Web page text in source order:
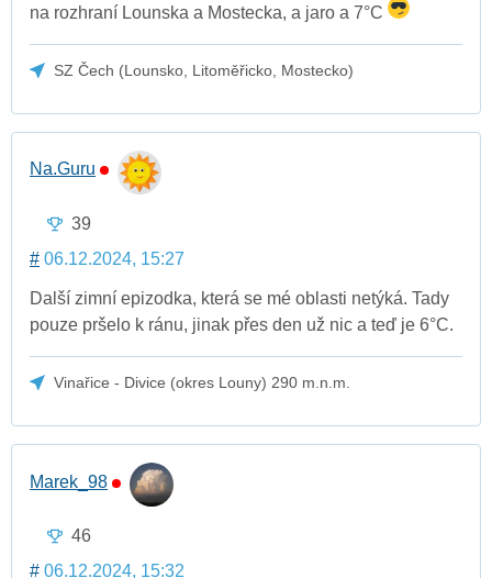
na rozhraní Lounska a Mostecka, a jaro a 7°C
SZ Čech (Lounsko, Litoměřicko, Mostecko)
Na.Guru
39
# 06.12.2024, 15:27
Další zimní epizodka, která se mé oblasti netýká. Tady
pouze pršelo k ránu, jinak přes den už nic a teď je 6°C.
Vinařice - Divice (okres Louny) 290 m.n.m.
Marek_98
46
# 06.12.2024, 15:32